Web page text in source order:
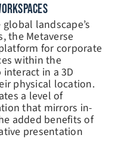
landscape’s
the Metaverse
for corporate
within the
in a 3D
physical location.
a level of
that mirrors in-
added benefits of
presentation